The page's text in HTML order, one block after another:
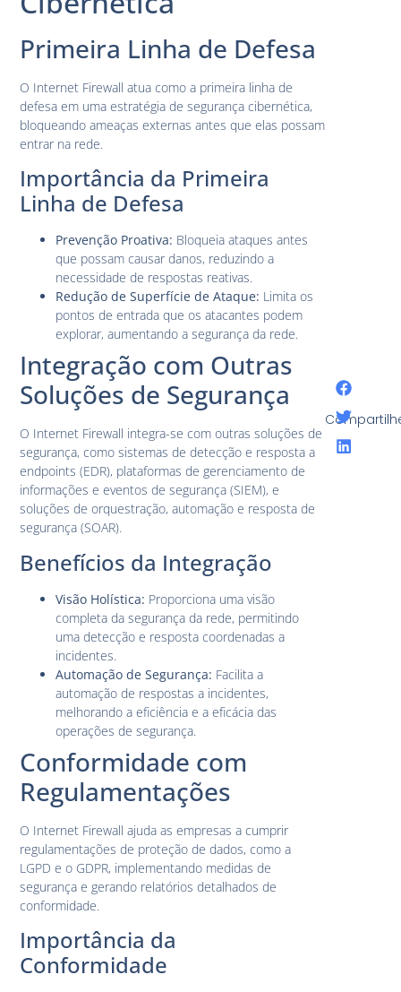
Primeira Linha de Defesa
O Internet Firewall atua como a primeira linha de
defesa em uma estratégia de segurança cibernética,
bloqueando ameaças externas antes que elas possam
entrar na rede.
Importância da Primeira
Linha de Defesa
Prevenção Proativa: Bloqueia ataques antes
que possam causar danos, reduzindo a
necessidade de respostas reativas.
Redução de Superfície de Ataque: Limita os
pontos de entrada que os atacantes podem
explorar, aumentando a segurança da rede.
Integração com Outras
Soluções de Segurança
O Internet Firewall integra-se com outras soluções de
segurança, como sistemas de detecção e resposta a
endpoints (EDR), plataformas de gerenciamento de
informações e eventos de segurança (SIEM), e
soluções de orquestração, automação e resposta de
segurança (SOAR).
Benefícios da Integração
Visão Holística: Proporciona uma visão
completa da segurança da rede, permitindo
uma detecção e resposta coordenadas a
incidentes.
Automação de Segurança: Facilita a
automação de respostas a incidentes,
melhorando a eficiência e a eficácia das
operações de segurança.
Conformidade com
Regulamentações
O Internet Firewall ajuda as empresas a cumprir
regulamentações de proteção de dados, como a
LGPD e o GDPR, implementando medidas de
segurança e gerando relatórios detalhados de
conformidade.
Importância da
Conformidade